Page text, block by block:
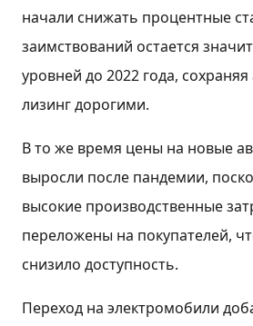
начали снижать процентные
заимствований остается
уровней до 2022 года,
лизинг дорогими.
В то же время цены на новые
выросли после пандемии,
высокие производственные
переложены на покупателей,
снизило доступность.
Переход на электромобили